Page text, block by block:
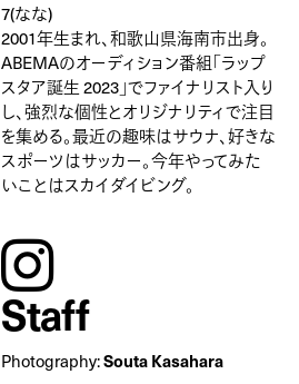
7(なな)
2001年生まれ、和歌山県海南市出身。
ABEMAのオーディション番組「ラップ
スタア誕生 2023」でファイナリスト入り
し、強烈な個性とオリジナリティで注目
を集める。最近の趣味はサウナ、好きな
スポーツはサッカー。今年やってみた
いことはスカイダイビング。
instagram
Staff
Photography:Souta Kasahara